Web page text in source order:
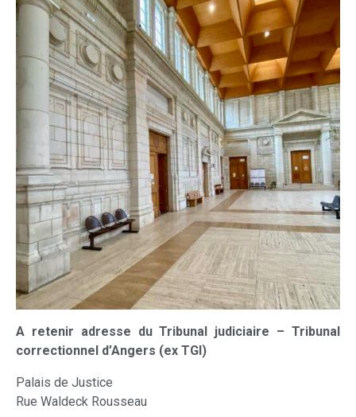
A retenir adresse du Tribunal judiciaire – Tribunal
correctionnel d’Angers (ex TGI)
Palais de Justice
Rue Waldeck Rousseau